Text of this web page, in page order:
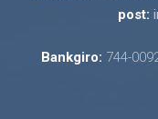
post:
Bankgiro: 744-